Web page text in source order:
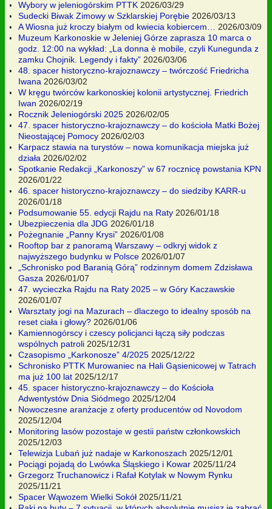
Wybory w jeleniogórskim PTTK 2026/03/29
Sudecki Biwak Zimowy w Szklarskiej Porębie 2026/03/13
A Wiosna już kroczy białym od kwiecia kobiercem… 2026/03/09
Muzeum Karkonoskie w Jeleniej Górze zaprasza 10 marca o
godz. 12:00 na wykład: „La donna è mobile, czyli Kunegunda z
zamku Chojnik. Legendy i fakty” 2026/03/06
48. spacer historyczno-krajoznawczy – twórczość Friedricha
Iwana 2026/03/02
W kręgu twórców karkonoskiej kolonii artystycznej. Friedrich
Iwan 2026/02/19
Rocznik Jeleniogórski 2025 2026/02/05
47. spacer historyczno-krajoznawczy – do kościoła Matki Bożej
Nieostającej Pomocy 2026/02/03
Karpacz stawia na turystów – nowa komunikacja miejska już
działa 2026/02/02
Spotkanie Redakcji „Karkonoszy” w 67 rocznicę powstania KPN
2026/01/22
46. spacer historyczno-krajoznawczy – do siedziby KARR-u
2026/01/18
Podsumowanie 55. edycji Rajdu na Raty 2026/01/18
Ubezpieczenia dla JDG 2026/01/18
Pożegnanie „Panny Krysi” 2026/01/08
Rooftop bar z panoramą Warszawy – odkryj widok z
najwyższego budynku w Polsce 2026/01/07
„Schronisko pod Baranią Górą” rodzinnym domem Zdzisława
Gasza 2026/01/07
47. wycieczka Rajdu na Raty 2025 – w Góry Kaczawskie
2026/01/07
Warsztaty jogi na Mazurach – dlaczego to idealny sposób na
reset ciała i głowy? 2026/01/06
Kamiennogórscy i czescy policjanci łączą siły podczas
wspólnych patroli 2025/12/31
Czasopismo „Karkonosze” 4/2025 2025/12/22
Schronisko PTTK Murowaniec na Hali Gąsienicowej w Tatrach
ma już 100 lat 2025/12/17
45. spacer historyczno-krajoznawczy – do Kościoła
Adwentystów Dnia Siódmego 2025/12/04
Nowoczesne aranżacje z oferty producentów od Novodom
2025/12/04
Monitoring lasów pozostaje w gestii państw członkowskich
2025/12/03
Telewizja Lubań już nadaje w Karkonoszach 2025/12/01
Pociągi pojadą do Lwówka Śląskiego i Kowar 2025/11/24
Grzegorz Truchanowicz i Rafał Kotylak w Nowym Rynku
2025/11/21
Spacer Wąwozem Wielki Sokół 2025/11/21